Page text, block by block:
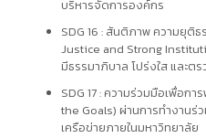
บริหารจัดการองค์กร
SDG 16 : สันติภาพ ความยุติ
Justice and Strong
มีธรรมาภิบาล โปร่งใส และต
SDG 17 : ความร่วมมือเพื่อ
the Goals) ผ่านการทำงานร่
เครือข่ายภายในมหาวิทยาลัย